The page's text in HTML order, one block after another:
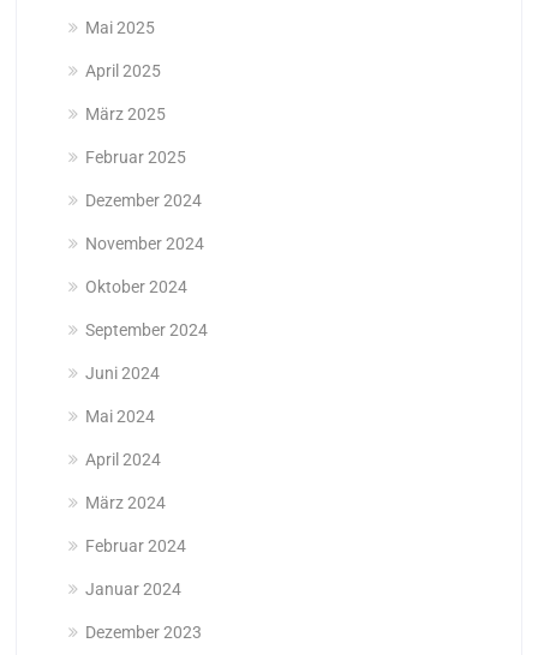
Mai 2025
April 2025
März 2025
Februar 2025
Dezember 2024
November 2024
Oktober 2024
September 2024
Juni 2024
Mai 2024
April 2024
März 2024
Februar 2024
Januar 2024
Dezember 2023